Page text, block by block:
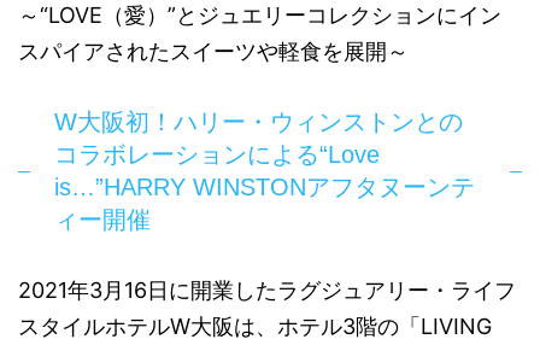
～“LOVE（愛）”とジュエリーコレクションにイン
スパイアされたスイーツや軽食を展開～
W大阪初！ハリー・ウィンストンとの
コラボレーションによる“Love
is…”HARRY WINSTONアフタヌーンテ
ィー開催
2021年3月16日に開業したラグジュアリー・ライフ
スタイルホテルW大阪は、ホテル3階の「LIVING